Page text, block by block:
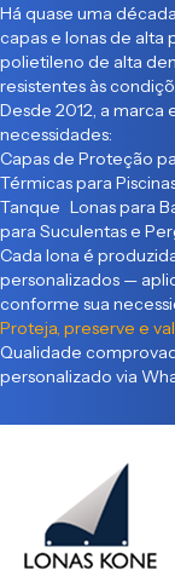
Há quase uma
capas e lonas de alta
polietileno de alta
resistentes às
Desde 2012, a
necessidades:
Capas de Proteção
Térmicas para
Tanque Lonas para
para Suculentas e
Cada lona é
personalizados —
conforme sua
Proteja, preserve e
Qualidade
personalizado via